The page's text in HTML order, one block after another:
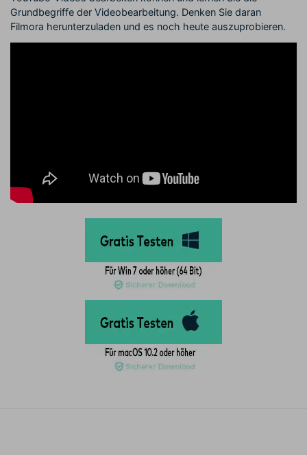
Grundbegriffe der Videobearbeitung. Denken Sie daran
Filmora herunterzuladen und es noch heute auszuprobieren.